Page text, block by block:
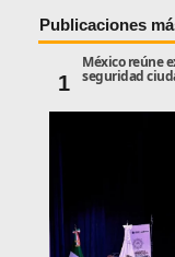
Publicaciones
1
México reúne
seguridad